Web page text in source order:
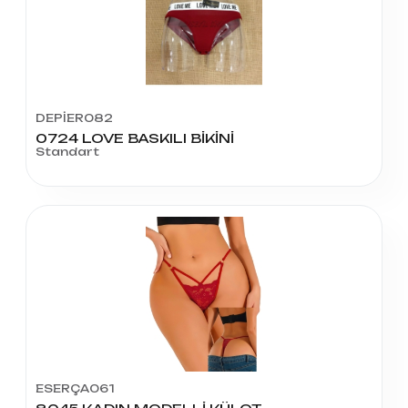
DEPİER082
0724 LOVE BASKILI BİKİNİ
Standart
ESERÇA061